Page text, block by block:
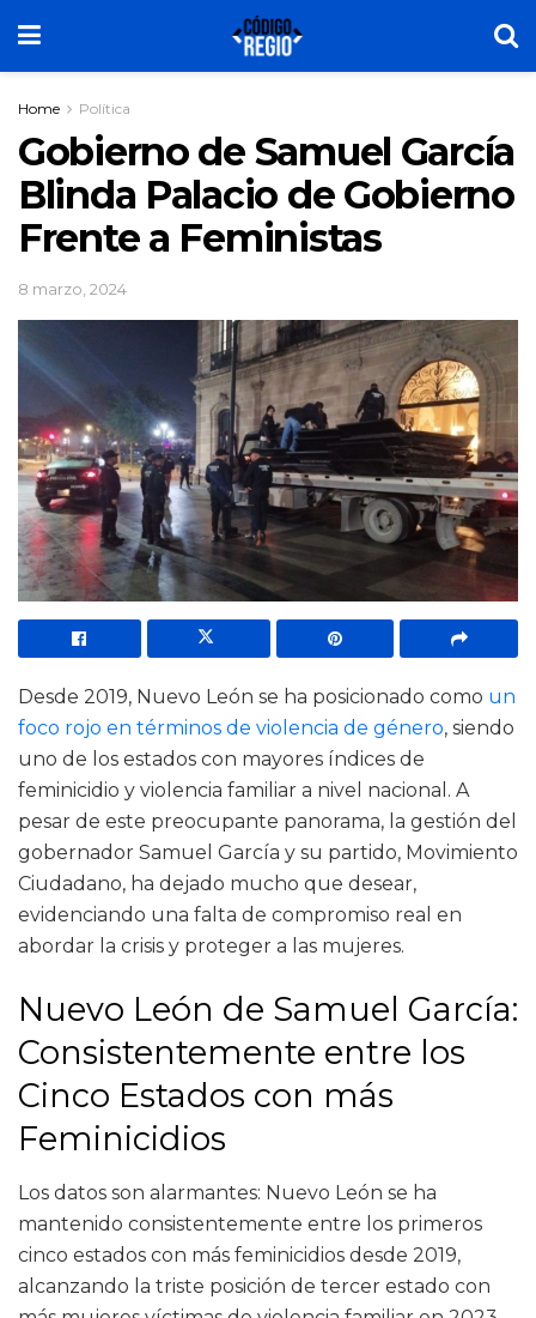
Home Política
Gobierno de Samuel García
Blinda Palacio de Gobierno
Frente a Feministas
8 marzo, 2024
Desde 2019, Nuevo León se ha posicionado como un
foco rojo en términos de violencia de género, siendo
uno de los estados con mayores índices de
feminicidio y violencia familiar a nivel nacional. A
pesar de este preocupante panorama, la gestión del
gobernador Samuel García y su partido, Movimiento
Ciudadano, ha dejado mucho que desear,
evidenciando una falta de compromiso real en
abordar la crisis y proteger a las mujeres.
Nuevo León de Samuel García:
Consistentemente entre los
Cinco Estados con más
Feminicidios
Los datos son alarmantes: Nuevo León se ha
mantenido consistentemente entre los primeros
cinco estados con más feminicidios desde 2019,
alcanzando la triste posición de tercer estado con